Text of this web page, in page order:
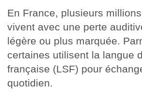
En France, plusieurs
vivent avec une perte
légère ou plus marquée.
certaines utilisent la langue
française (LSF) pour
quotidien.